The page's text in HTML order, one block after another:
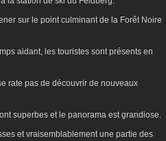
sur le point culminant de la Forêt Noire
aidant, les touristes sont présents en
rate pas de découvrir de nouveaux
superbes et le panorama est grandiose.
et vraisemblablement une partie des